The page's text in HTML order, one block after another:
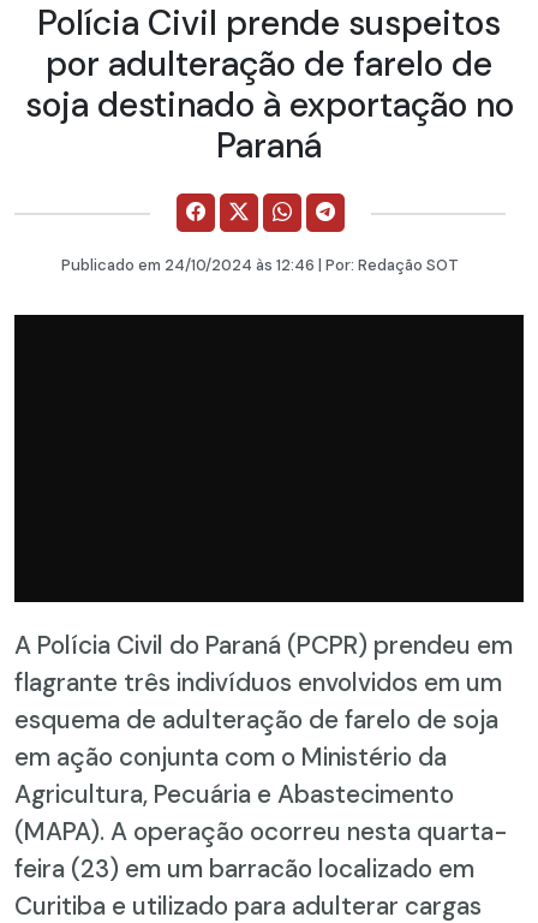
Polícia Civil prende suspeitos
por adulteração de farelo de
soja destinado à exportação no
Paraná
Publicado em 24/10/2024 às 12:46 | Por: Redação SOT
A Polícia Civil do Paraná (PCPR) prendeu em
flagrante três indivíduos envolvidos em um
esquema de adulteração de farelo de soja
em ação conjunta com o Ministério da
Agricultura, Pecuária e Abastecimento
(MAPA). A operação ocorreu nesta quarta-
feira (23) em um barracão localizado em
Curitiba e utilizado para adulterar cargas